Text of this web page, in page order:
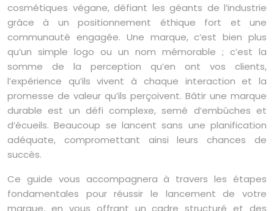
cosmétiques végane, défiant les géants de l’industrie
grâce à un positionnement éthique fort et une
communauté engagée. Une marque, c’est bien plus
qu’un simple logo ou un nom mémorable ; c’est la
somme de la perception qu’en ont vos clients,
l’expérience qu’ils vivent à chaque interaction et la
promesse de valeur qu’ils perçoivent. Bâtir une marque
durable est un défi complexe, semé d’embûches et
d’écueils. Beaucoup se lancent sans une planification
adéquate, compromettant ainsi leurs chances de
succès.
Ce guide vous accompagnera à travers les étapes
fondamentales pour réussir le lancement de votre
marque, en vous offrant un cadre structuré et des